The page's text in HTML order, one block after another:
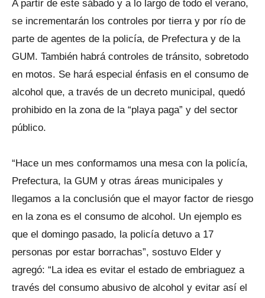
A partir de este sábado y a lo largo de todo el verano,
se incrementarán los controles por tierra y por río de
parte de agentes de la policía, de Prefectura y de la
GUM. También habrá controles de tránsito, sobretodo
en motos. Se hará especial énfasis en el consumo de
alcohol que, a través de un decreto municipal, quedó
prohibido en la zona de la “playa paga” y del sector
público.
“Hace un mes conformamos una mesa con la policía,
Prefectura, la GUM y otras áreas municipales y
llegamos a la conclusión que el mayor factor de riesgo
en la zona es el consumo de alcohol. Un ejemplo es
que el domingo pasado, la policía detuvo a 17
personas por estar borrachas”, sostuvo Elder y
agregó: “La idea es evitar el estado de embriaguez a
través del consumo abusivo de alcohol y evitar así el